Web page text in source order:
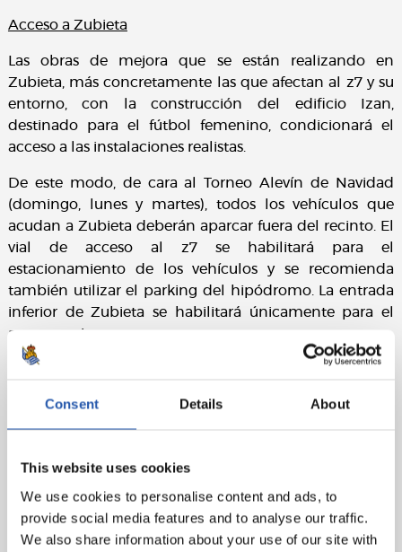
Consent Details About
This website uses cookies
We use cookies to personalise content and ads, to
provide social media features and to analyse our traffic.
We also share information about your use of our site with
Acceso a Zubieta
Las obras de mejora que se están realizando en
Zubieta, más concretamente las que afectan al z7 y su
entorno, con la construcción del edificio Izan,
destinado para el fútbol femenino, condicionará el
acceso a las instalaciones realistas.
De este modo, de cara al Torneo Alevín de Navidad
(domingo, lunes y martes), todos los vehículos que
acudan a Zubieta deberán aparcar fuera del recinto. El
vial de acceso al z7 se habilitará para el
estacionamiento de los vehículos y se recomienda
también utilizar el parking del hipódromo. La entrada
inferior de Zubieta se habilitará únicamente para el
acceso a pie.
imágenes, las cuales podrán ser publicadas en canales oficiales del CLUB con fines
promocionales del acto en cuestión. En caso de no querer que las imágenes en las
que pueda aparecer Ud. o algún menor que esté bajo su tutela sean publicadas, por
favor, háganoslo saber en la siguiente dirección de correo electrónico, y